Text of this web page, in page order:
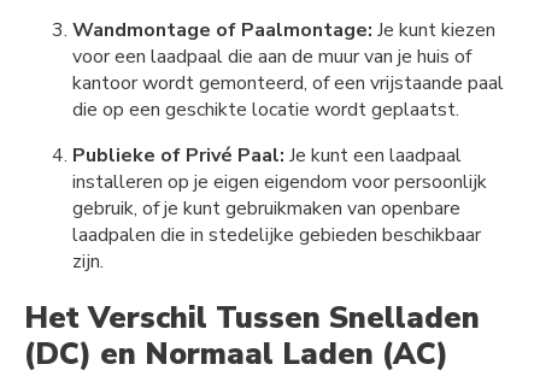
Wandmontage of Paalmontage: Je kunt kiezen
voor een laadpaal die aan de muur van je huis of
kantoor wordt gemonteerd, of een vrijstaande paal
die op een geschikte locatie wordt geplaatst.
Publieke of Privé Paal: Je kunt een laadpaal
installeren op je eigen eigendom voor persoonlijk
gebruik, of je kunt gebruikmaken van openbare
laadpalen die in stedelijke gebieden beschikbaar
zijn.
Het Verschil Tussen Snelladen
(DC) en Normaal Laden (AC)